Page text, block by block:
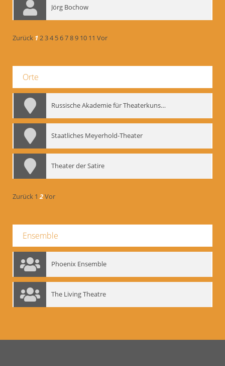
Jörg Bochow
Zurück 1234 56789 10 11 Vor
Orte
Russische Akademie für Theaterkunst – GITIS
Staatliches Meyerhold-Theater
Theater der Satire
Zurück 1 2Vor
Ensemble
Phoenix Ensemble
The Living Theatre